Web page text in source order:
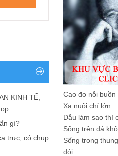
KINH TẾ,
gì?
trực, có chụp
Cao đo nỗi buồn
Xa nuôi chí lớn
Dẫu làm sao thì
Sống trên đá
Sống trong
đói